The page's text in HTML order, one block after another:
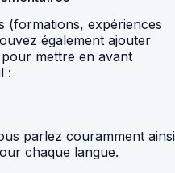
(formations, expériences
également ajouter
mettre en avant
:
parlez couramment ainsi
chaque langue.